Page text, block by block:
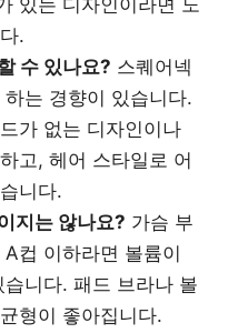
.
수 있나요? 스퀘어넥
는 경향이 있습니다.
가 없는 디자인이나
고, 헤어 스타일로 어
니다.
지는 않나요? 가슴 부
컵 이하라면 볼륨이
니다. 패드 브라나 볼
형이 좋아집니다.